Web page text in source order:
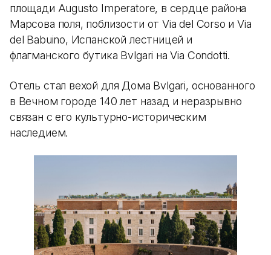
площади Augusto Imperatore, в сердце района
Марсова поля, поблизости от Via del Corso и Via
del Babuino, Испанской лестницей и
флагманского бутика Bvlgari на Via Condotti.
Отель стал вехой для Дома Bvlgari, основанного
в Вечном городе 140 лет назад и неразрывно
связан с его культурно-историческим
наследием.